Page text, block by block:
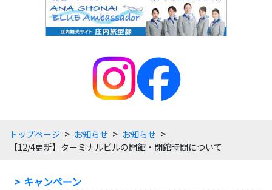
トップページ > お知らせ > お知らせ >
【12/4更新】ターミナルビルの開館・閉館時間について
キャンペーン